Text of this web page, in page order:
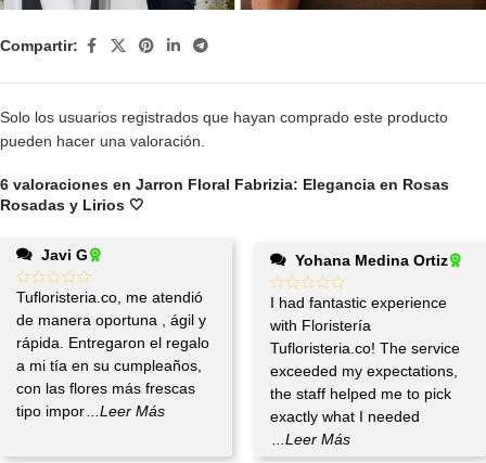
Compartir:
6 valoraciones en Jarron Floral Fabrizia: Elegancia en Rosas
Rosadas y Lirios 🤍
Javi G
Tufloristeria.co, me atendió
de manera oportuna , ágil y
rápida. Entregaron el regalo
a mi tía en su cumpleaños,
con las flores más frescas
tipo impor
...Leer Más
Yohana Medina Ortiz
I had fantastic experience
with Floristería
Tufloristeria.co! The service
exceeded my expectations,
the staff helped me to pick
exactly what I needed
...Leer Más
Solo los usuarios registrados que hayan comprado este producto
pueden hacer una valoración.